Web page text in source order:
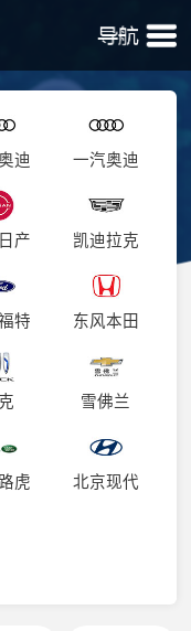
迪 一汽奥迪
产 凯迪拉克
特 东风本田
雪佛兰
虎 北京现代